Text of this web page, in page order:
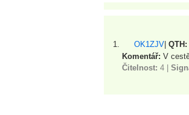
OK1ZJV QTH:
Komentář: V
Čitelnost: 4 |